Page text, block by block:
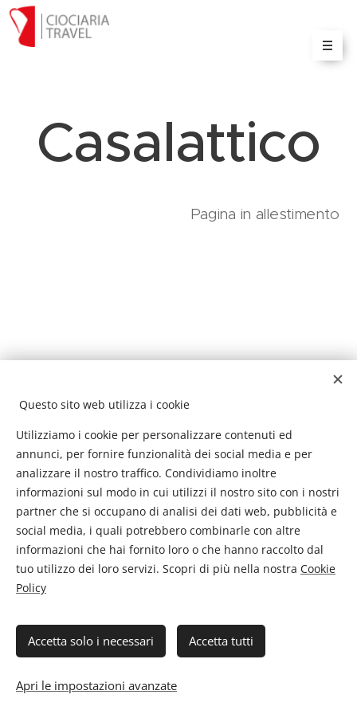
Casalattico
Pagina in allestimento
I
Flyingtour - Viaggi e Vacanze di Pistilli Barbara PIVA
Cookies
Questo sito web utilizza i cookie
Utilizziamo i cookie per personalizzare contenuti ed
annunci, per fornire funzionalità dei social media e per
analizzare il nostro traffico. Condividiamo inoltre
informazioni sul modo in cui utilizzi il nostro sito con i nostri
partner che si occupano di analisi dei dati web, pubblicità e
social media, i quali potrebbero combinarle con altre
informazioni che hai fornito loro o che hanno raccolto dal
tuo utilizzo dei loro servizi. Scopri di più nella nostra Cookie
Policy
Accetta solo i necessari Accetta tutti
Apri le impostazioni avanzate